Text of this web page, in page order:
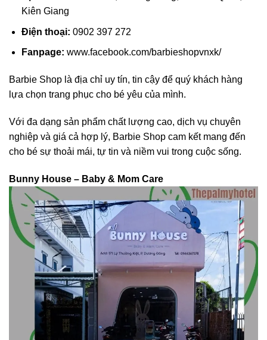
Kiên Giang
Điện thoại: 0902 397 272
Fanpage: www.facebook.com/barbieshopvnxk/
Barbie Shop là địa chỉ uy tín, tin cậy để quý khách hàng
lựa chọn trang phục cho bé yêu của mình.
Với đa dạng sản phẩm chất lượng cao, dịch vụ chuyên
nghiệp và giá cả hợp lý, Barbie Shop cam kết mang đến
cho bé sự thoải mái, tự tin và niềm vui trong cuộc sống.
Bunny House – Baby & Mom Care